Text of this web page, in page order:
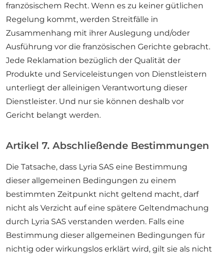
französischem Recht. Wenn es zu keiner gütlichen
Regelung kommt, werden Streitfälle in
Zusammenhang mit ihrer Auslegung und/oder
Ausführung vor die französischen Gerichte gebracht.
Jede Reklamation bezüglich der Qualität der
Produkte und Serviceleistungen von Dienstleistern
unterliegt der alleinigen Verantwortung dieser
Dienstleister. Und nur sie können deshalb vor
Gericht belangt werden.
Artikel 7. Abschließende Bestimmungen
Die Tatsache, dass Lyria SAS eine Bestimmung
dieser allgemeinen Bedingungen zu einem
bestimmten Zeitpunkt nicht geltend macht, darf
nicht als Verzicht auf eine spätere Geltendmachung
durch Lyria SAS verstanden werden. Falls eine
Bestimmung dieser allgemeinen Bedingungen für
nichtig oder wirkungslos erklärt wird, gilt sie als nicht